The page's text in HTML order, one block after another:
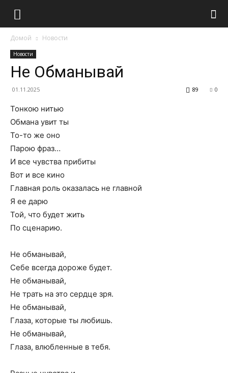
Домой Новости
Новости
Не Обманывай
01.11.2025 0
89
Тонкою нитью
Обмана увит ты
То-то же оно
Парою фраз…
И все чувства прибиты
Вот и все кино
Главная роль оказалась не главной
Я ее дарю
Той, что будет жить
По сценарию.
Не обманывай,
Себе всегда дороже будет.
Не обманывай,
Не трать на это сердце зря.
Не обманывай,
Глаза, которые ты любишь.
Не обманывай,
Глаза, влюбленные в тебя.